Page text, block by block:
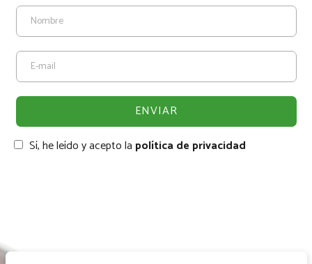
Sí, he leído y acepto la política de privacidad